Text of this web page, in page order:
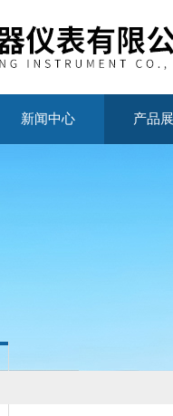
新闻中心 产品